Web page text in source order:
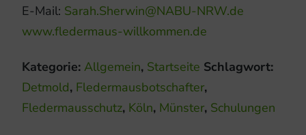
E-Mail: Sarah.Sherwin@NABU-NRW.de
www.fledermaus-willkommen.de
Kategorie: Allgemein, Startseite Schlagwort:
Detmold, Fledermausbotschafter,
Fledermausschutz, Köln, Münster, Schulungen